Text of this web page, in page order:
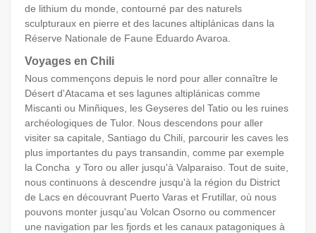
de lithium du monde, contourné par des naturels
sculpturaux en pierre et des lacunes altiplánicas dans la
Réserve Nationale de Faune Eduardo Avaroa.
Voyages en Chili
Nous commençons depuis le nord pour aller connaître le
Désert d'Atacama et ses lagunes altiplánicas comme
Miscanti ou Minñiques, les Geyseres del Tatio ou les ruines
archéologiques de Tulor. Nous descendons pour aller
visiter sa capitale, Santiago du Chili, parcourir les caves les
plus importantes du pays transandin, comme par exemple
la Concha y Toro ou aller jusqu'à Valparaiso. Tout de suite,
nous continuons à descendre jusqu'à la région du District
de Lacs en découvrant Puerto Varas et Frutillar, où nous
pouvons monter jusqu'au Volcan Osorno ou commencer
une navigation par les fjords et les canaux patagoniques à